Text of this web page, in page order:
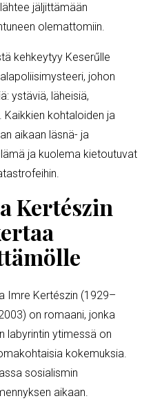
jäljittämään
olemattomiin.
kehkeytyy Keserűlle
johon
ystäviä, läheisiä,
Kaikkien kohtaloiden ja
aikaan läsnä- ja
ja kuolema kietoutuvat
Kertészin
Imre Kertészin (1929–
on romaani, jonka
labyrintin ytimessä on
kokemuksia.
sosialismin
aikaan.